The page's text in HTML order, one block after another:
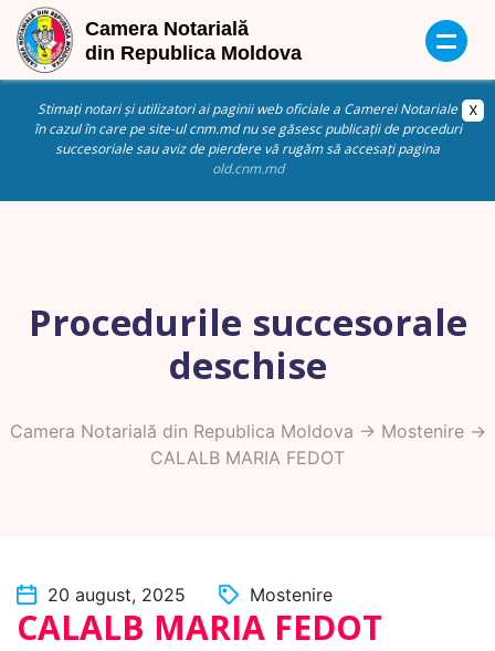
Stimați notari și utilizatori ai paginii web oficiale a Camerei Notariale
în cazul în care pe site-ul cnm.md nu se găsesc publicații de proceduri
succesoriale sau aviz de pierdere vă rugăm să accesați pagina
old.cnm.md
Procedurile succesorale
deschise
Camera Notarială din Republica Moldova -> Mostenire->
CALALB MARIA FEDOT
20 august, 2025 Mostenire
CALALB MARIA FEDOT